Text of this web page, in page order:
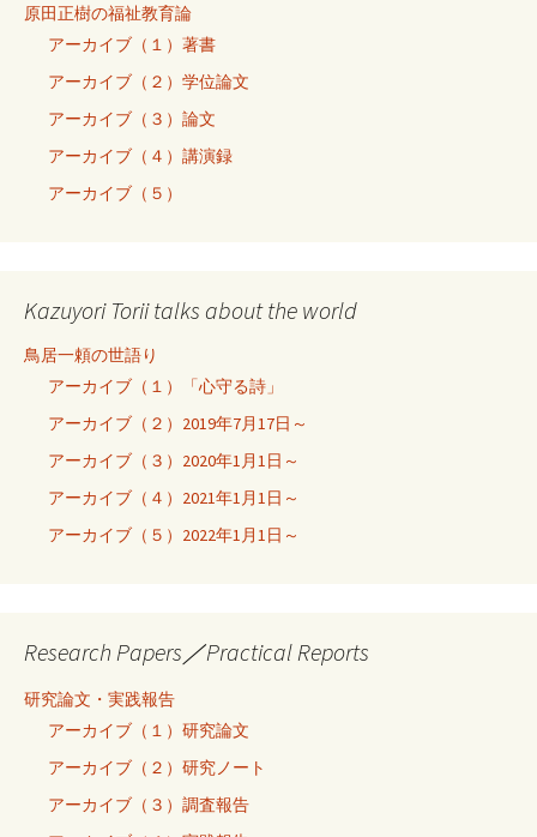
原田正樹の福祉教育論
アーカイブ（１）著書
アーカイブ（２）学位論文
アーカイブ（３）論文
アーカイブ（４）講演録
アーカイブ（５）
Kazuyori Torii talks about the world
鳥居一頼の世語り
アーカイブ（１）「心守る詩」
アーカイブ（２）2019年7月17日～
アーカイブ（３）2020年1月1日～
アーカイブ（４）2021年1月1日～
アーカイブ（５）2022年1月1日～
Research Papers／Practical Reports
研究論文・実践報告
アーカイブ（１）研究論文
アーカイブ（２）研究ノート
アーカイブ（３）調査報告